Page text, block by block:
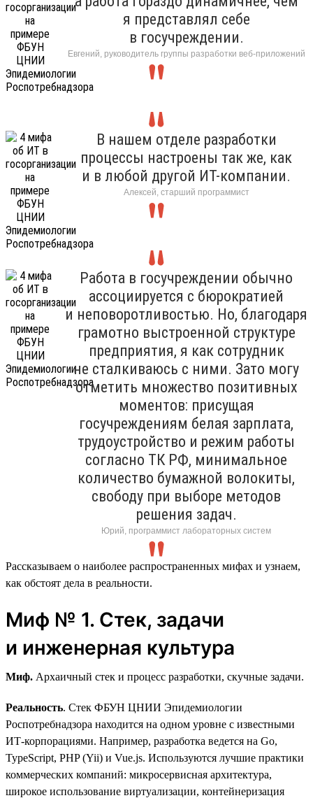
я представлял себе
в госучреждении.
Евгений, руководитель группы разработки веб-приложений
В нашем отделе разработки
процессы настроены так же, как
и в любой другой ИТ-компании.
Алексей, старший программист
Работа в госучреждении обычно
ассоциируется с бюрократией
и неповоротливостью. Но, благодаря
грамотно выстроенной структуре
предприятия, я как сотрудник
не сталкиваюсь с ними. Зато могу
отметить множество позитивных
моментов: присущая
госучреждениям белая зарплата,
трудоустройство и режим работы
согласно ТК РФ, минимальное
количество бумажной волокиты,
свободу при выборе методов
решения задач.
Юрий, программист лабораторных систем
Рассказываем о наиболее распространенных мифах и узнаем,
как обстоят дела в реальности.
Миф № 1. Стек, задачи
и инженерная культура
Миф. Архаичный стек и процесс разработки, скучные задачи.
Реальность. Стек ФБУН ЦНИИ Эпидемиологии
Роспотребнадзора находится на одном уровне с известными
ИТ-корпорациями. Например, разработка ведется на Go,
TypeScript, PHP (Yii) и Vue.js. Используются лучшие практики
коммерческих компаний: микросервисная архитектура,
широкое использование виртуализации, контейнеризация